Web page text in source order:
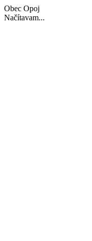
Obec Opoj
Načítavam...